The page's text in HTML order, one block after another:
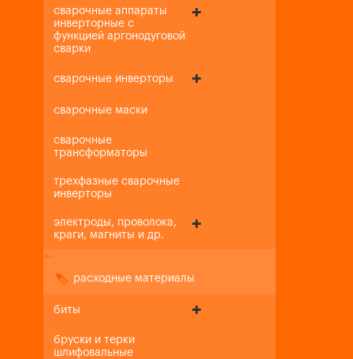
сварочные аппараты
инверторные с
функцией аргонодуговой
сварки
сварочные инверторы
сварочные маски
сварочные
трансформаторы
трехфазные сварочные
инверторы
электроды, проволока,
краги, магниты и др.
+-
расходные материалы
биты
бруски и терки
шлифовальные